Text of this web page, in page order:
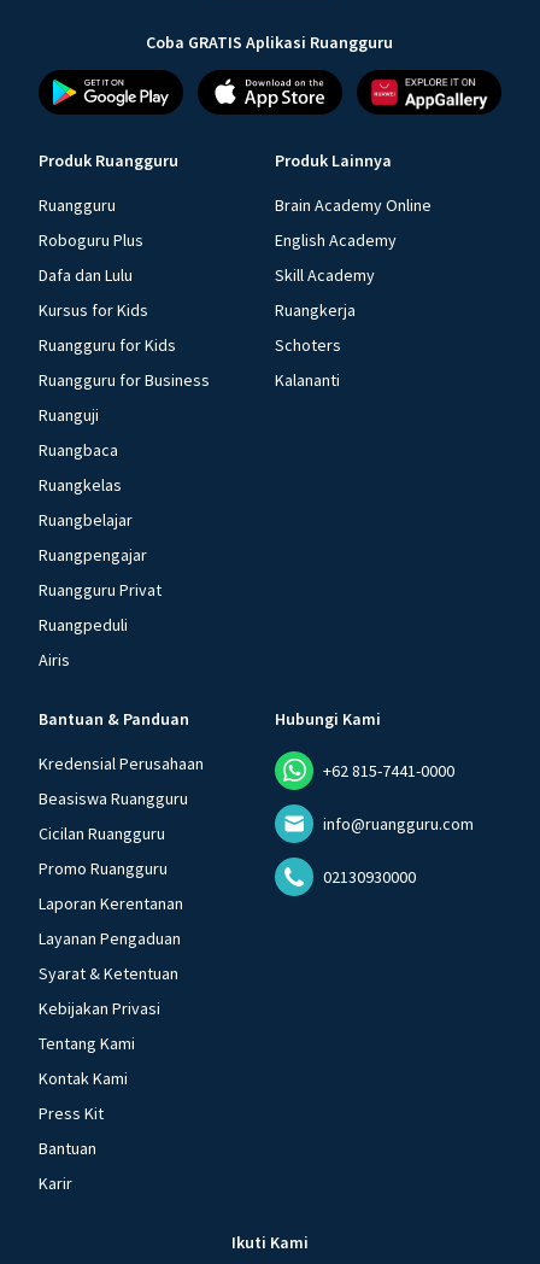
Coba GRATIS Aplikasi Ruangguru
Produk Ruangguru
Ruangguru
Roboguru Plus
Dafa dan Lulu
Kursus for Kids
Ruangguru for Kids
Ruangguru for Business
Ruanguji
Ruangbaca
Ruangkelas
Ruangbelajar
Ruangpengajar
Ruangguru Privat
Ruangpeduli
Airis
Produk Lainnya
Brain Academy Online
English Academy
Skill Academy
Ruangkerja
Schoters
Kalananti
Bantuan & Panduan
Kredensial Perusahaan
Beasiswa Ruangguru
Cicilan Ruangguru
Promo Ruangguru
Laporan Kerentanan
Layanan Pengaduan
Syarat & Ketentuan
Kebijakan Privasi
Tentang Kami
Kontak Kami
Press Kit
Bantuan
Karir
Hubungi Kami
+62 815-7441-0000
info@ruangguru.com
02130930000
Ikuti Kami